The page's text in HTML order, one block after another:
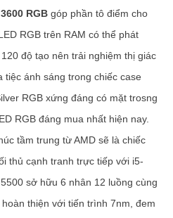
RGB góp phần tô điểm cho
RGB trên RAM có thể phát
độ tạo nên trải nghiệm thị giác
ánh sáng trong chiếc case
RGB xứng đáng có mặt trosng
RGB đáng mua nhất hiện nay.
tầm trung từ AMD sẽ là chiếc
thủ cạnh tranh trực tiếp với i5-
sở hữu 6 nhân 12 luồng cùng
thiện với tiến trình 7nm, đem